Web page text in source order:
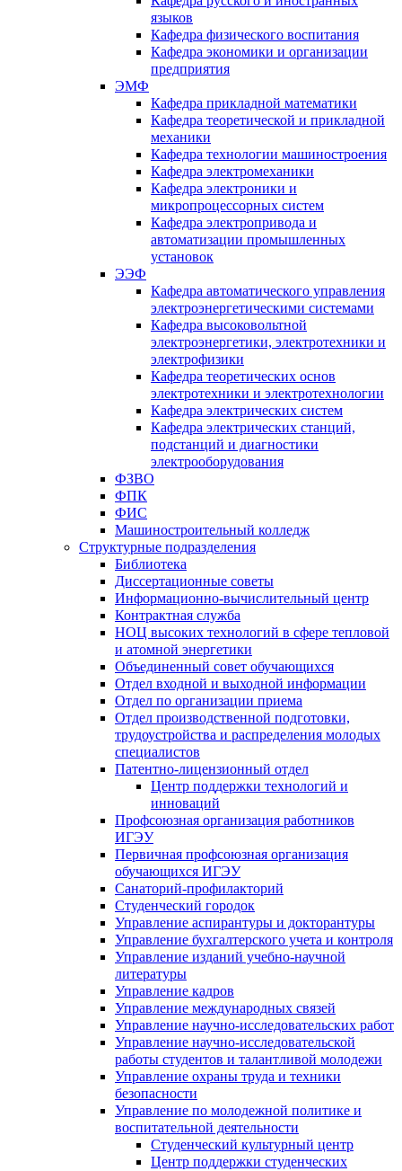
языков
Кафедра физического воспитания
Кафедра экономики и организации
предприятия
ЭМФ
Кафедра прикладной математики
Кафедра теоретической и прикладной
механики
Кафедра технологии машиностроения
Кафедра электромеханики
Кафедра электроники и
микропроцессорных систем
Кафедра электропривода и
автоматизации промышленных
установок
ЭЭФ
Кафедра автоматического управления
электроэнергетическими системами
Кафедра высоковольтной
электроэнергетики, электротехники и
электрофизики
Кафедра теоретических основ
электротехники и электротехнологии
Кафедра электрических систем
Кафедра электрических станций,
подстанций и диагностики
электрооборудования
ФЗВО
ФПК
ФИС
Машиностроительный колледж
Структурные подразделения
Библиотека
Диссертационные советы
Информационно-вычислительный центр
Контрактная служба
НОЦ высоких технологий в сфере тепловой
и атомной энергетики
Объединенный совет обучающихся
Отдел входной и выходной информации
Отдел по организации приема
Отдел производственной подготовки,
трудоустройства и распределения молодых
специалистов
Патентно-лицензионный отдел
Центр поддержки технологий и
инноваций
Профсоюзная организация работников
ИГЭУ
Первичная профсоюзная организация
обучающихся ИГЭУ
Санаторий-профилакторий
Студенческий городок
Управление аспирантуры и докторантуры
Управление бухгалтерского учета и контроля
Управление изданий учебно-научной
литературы
Упpавление кадpов
Управление международных связей
Управление научно-исследовательских работ
Управление научно-исследовательской
работы студентов и талантливой молодежи
Управление охраны труда и техники
безопасности
Управление по молодежной политике и
воспитательной деятельности
Студенческий культурный центр
Центр поддержки студенческих